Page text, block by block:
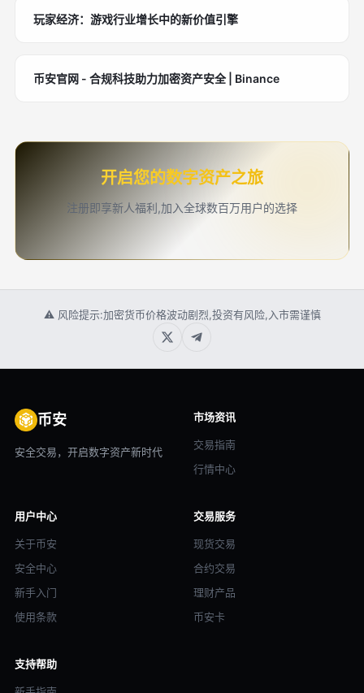
玩家经济：游戏行业增长中的新价值引擎
币安官网 - 合规科技助力加密资产安全 | Binance
开启您的数字资产之旅
注册即享新人福利,加入全球数百万用户的选择
⚠ 风险提示:加密货币价格波动剧烈,投资有风险,入市需谨慎
币安
安全交易，开启数字资产新时代
市场资讯
交易指南
行情中心
用户中心
关于币安
安全中心
新手入门
使用条款
交易服务
现货交易
合约交易
理财产品
币安卡
支持帮助